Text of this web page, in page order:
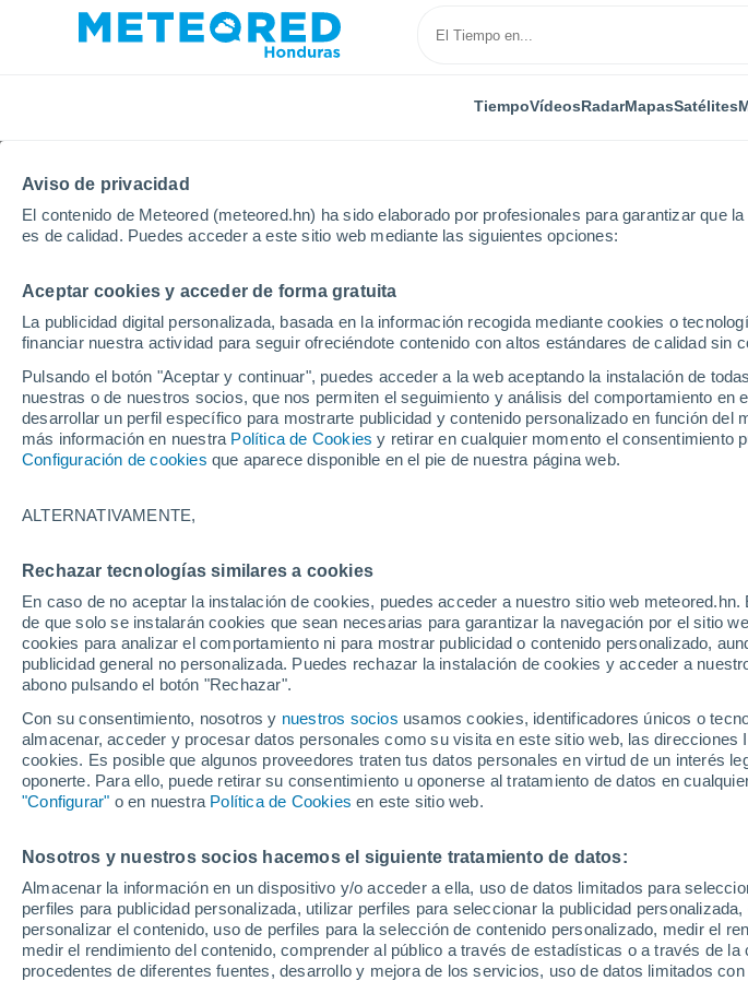
Aviso de privacidad
El contenido de Meteored (meteored.hn) ha sido elaborado por profesionales para garantizar que
es de calidad. Puedes acceder a este sitio web mediante las siguientes opciones:
Aceptar cookies y acceder de forma gratuita
La publicidad digital personalizada, basada en la información recogida mediante cookies o
financiar nuestra actividad para seguir ofreciéndote contenido con altos estándares de calidad sin
Pulsando el botón "Aceptar y continuar", puedes acceder a la web aceptando la instalación de
nuestras o de nuestros socios, que nos permiten el seguimiento y análisis del comportamiento en
desarrollar un perfil específico para mostrarte publicidad y contenido personalizado en función del
más información en nuestra Política de Cookies y retirar en cualquier momento el consentimiento
Configuración de cookies que aparece disponible en el pie de nuestra página web.
ALTERNATIVAMENTE,
Rechazar tecnologías similares a cookies
En caso de no aceptar la instalación de cookies, puedes acceder a nuestro sitio web
de que solo se instalarán cookies que sean necesarias para garantizar la navegación por el sitio
cookies para analizar el comportamiento ni para mostrar publicidad o contenido personalizado,
publicidad general no personalizada. Puedes rechazar la instalación de cookies y acceder a
abono pulsando el botón "Rechazar".
Con su consentimiento, nosotros y nuestros socios usamos cookies, identificadores únicos o
almacenar, acceder y procesar datos personales como su visita en este sitio web, las direcciones
cookies. Es posible que algunos proveedores traten tus datos personales en virtud de un interés
oponerte. Para ello, puede retirar su consentimiento u oponerse al tratamiento de datos en
"Configurar" o en nuestra Política de Cookies en este sitio web.
Nosotros y nuestros socios hacemos el siguiente tratamiento de datos:
Almacenar la información en un dispositivo y/o acceder a ella, uso de datos limitados para
perfiles para publicidad personalizada, utilizar perfiles para seleccionar la publicidad
personalizar el contenido, uso de perfiles para la selección de contenido personalizado, medir el
medir el rendimiento del contenido, comprender al público a través de estadísticas o a través de la
procedentes de diferentes fuentes, desarrollo y mejora de los servicios, uso de datos limitados
TiempoVídeosRadarMapasSatélites
Inicio Francia Isla de Francia Altos del Sena
El tiempo en todas las ciudades de
Sena
Todas las localidades de Altos del Sena
Antony Asnières-sur-Seine
B
Bagneux
C
Chaville Colombes
F
Fontenay-aux-Roses
G